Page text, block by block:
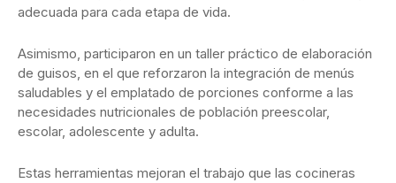
adecuada para cada etapa de vida.
Asimismo, participaron en un taller práctico de elaboración
de guisos, en el que reforzaron la integración de menús
saludables y el emplatado de porciones conforme a las
necesidades nutricionales de población preescolar,
escolar, adolescente y adulta.
Estas herramientas mejoran el trabajo que las cocineras